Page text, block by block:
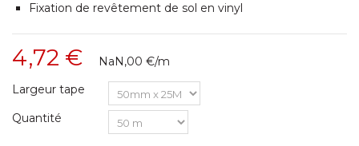
Fixation de revêtement de sol en vinyl
4,72 € NaN,00 €/m
Largeur tape
Quantité